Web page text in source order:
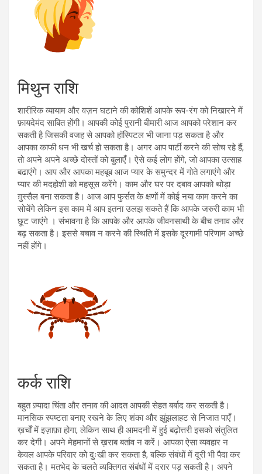
मिथुन राशि
शारीरिक व्यायाम और वज़न घटाने की कोशिशें आपके रूप-रंग को निखारने में
फ़ायदेमंद साबित होंगी। आपकी कोई पुरानी बीमारी आज आपको परेशान कर
सकती है जिसकी वजह से आपको हॉस्पिटल भी जाना पड़ सकता है और
आपका काफी धन भी खर्च हो सकता है। अगर आप पार्टी करने की सोच रहे हैं,
तो अपने अपने अच्छे दोस्तों को बुलाएँ। ऐसे कई लोग होंगे, जो आपका उत्साह
बढाएंगे। आप और आपका महबूब आज प्यार के समुन्दर में गोते लगाएंगे और
प्यार की मदहोशी को महसूस करेंगे। काम और घर पर दबाव आपको थोड़ा
ग़ुस्सैल बना सकता है। आज आप फुर्सत के क्षणों में कोई नया काम करने का
सोचेंगे लेकिन इस काम में आप इतना उलझ सकते हैं कि आपके जरुरी काम भी
छूट जाएंगे । संभावना है कि आपके और आपके जीवनसाथी के बीच तनाव और
बढ़ सकता है। इससे बचाव न करने की स्थिति में इसके दूरगामी परिणाम अच्छे
नहीं होंगे।
कर्क राशि
बहुत ज़्यादा चिंता और तनाव की आदत आपकी सेहत बर्बाद कर सकती है।
मानसिक स्पष्टता बनाए रखने के लिए शंका और झुंझलाहट से निजात पाएँ।
ख़र्चों में इज़ाफ़ा होगा, लेकिन साथ ही आमदनी में हुई बढ़ोत्तरी इसको संतुलित
कर देगी। अपने मेहमानों से ख़राब बर्ताव न करें। आपका ऐसा व्यवहार न
केवल आपके परिवार को दुःखी कर सकता है, बल्कि संबंधों में दूरी भी पैदा कर
सकता है। मतभेद के चलते व्यक्तिगत संबंधों में दरार पड़ सकती है। अपने